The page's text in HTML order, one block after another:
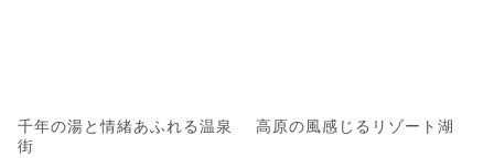
千年の湯と情緒あふれる温泉
街
高原の風感じるリゾート湖